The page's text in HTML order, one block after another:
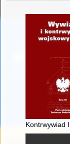
Kontrwywiad